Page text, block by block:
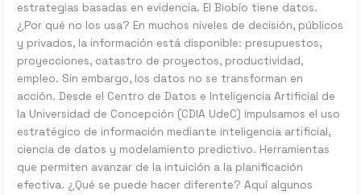
estrategias basadas en evidencia. El Biobío tiene datos.
¿Por qué no los usa? En muchos niveles de decisión, públicos
y privados, la información está disponible: presupuestos,
proyecciones, catastro de proyectos, productividad,
empleo. Sin embargo, los datos no se transforman en
acción. Desde el Centro de Datos e Inteligencia Artificial de
la Universidad de Concepción (CDIA UdeC) impulsamos el uso
estratégico de información mediante inteligencia artificial,
ciencia de datos y modelamiento predictivo. Herramientas
que permiten avanzar de la intuición a la planificación
efectiva. ¿Qué se puede hacer diferente? Aquí algunos